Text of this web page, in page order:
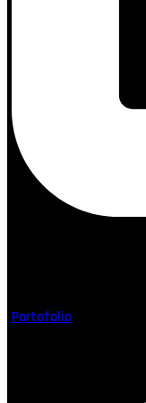
Portofolio